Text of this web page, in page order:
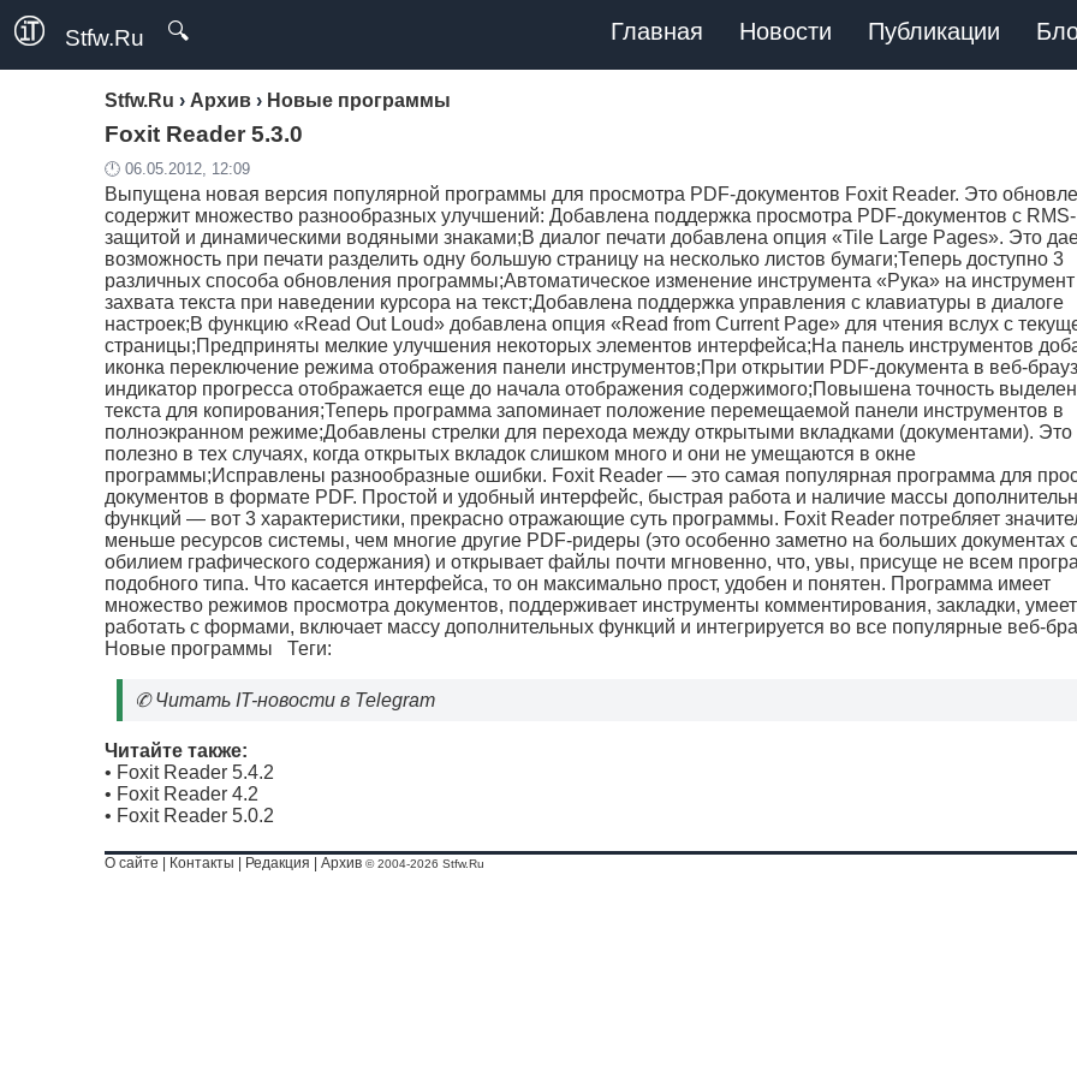
Stfw.Ru 🔍 Главная Новости Публикации
Stfw.Ru › Архив › Новые программы
Foxit Reader 5.3.0
🕛 06.05.2012, 12:09
Выпущена новая версия популярной программы для просмотра PDF-документов Foxit Reader. Это
содержит множество разнообразных улучшений: Добавлена поддержка просмотра PDF-документов с RMS-
защитой и динамическими водяными знаками;В диалог печати добавлена опция «Tile Large Pages». Это
возможность при печати разделить одну большую страницу на несколько листов бумаги;Теперь доступно 3
различных способа обновления программы;Автоматическое изменение инструмента «Рука» на инструмент
захвата текста при наведении курсора на текст;Добавлена поддержка управления с клавиатуры в диалоге
настроек;В функцию «Read Out Loud» добавлена опция «Read from Current Page» для чтения вслух с
страницы;Предприняты мелкие улучшения некоторых элементов интерфейса;На панель инструментов
иконка переключение режима отображения панели инструментов;При открытии PDF-документа в веб-
индикатор прогресса отображается еще до начала отображения содержимого;Повышена точность
текста для копирования;Теперь программа запоминает положение перемещаемой панели инструментов в
полноэкранном режиме;Добавлены стрелки для перехода между открытыми вкладками (документами). Это
полезно в тех случаях, когда открытых вкладок слишком много и они не умещаются в окне
программы;Исправлены разнообразные ошибки. Foxit Reader — это самая популярная программа для
документов в формате PDF. Простой и удобный интерфейс, быстрая работа и наличие массы
функций — вот 3 характеристики, прекрасно отражающие суть программы. Foxit Reader потребляет
меньше ресурсов системы, чем многие другие PDF-ридеры (это особенно заметно на больших документах
обилием графического содержания) и открывает файлы почти мгновенно, что, увы, присуще не всем
подобного типа. Что касается интерфейса, то он максимально прост, удобен и понятен. Программа имеет
множество режимов просмотра документов, поддерживает инструменты комментирования, закладки, умеет
работать с формами, включает массу дополнительных функций и интегрируется во все популярные веб-
Новые программы Теги:
✆Читать IT-новости в Telegram
Читайте также:
• Foxit Reader 5.4.2
• Foxit Reader 4.2
• Foxit Reader 5.0.2
О сайте Контакты Редакция Архив © 2004-2026 Stfw.Ru